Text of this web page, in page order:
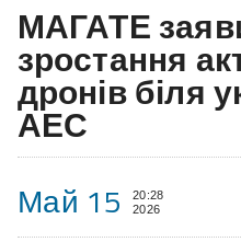
МАГАТЕ
зростання
дронів біля
АЕС
Май 15
20:28
2026